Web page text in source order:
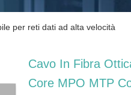
per reti dati ad alta velocità
Cavo In Fibra
Core MPO MTP